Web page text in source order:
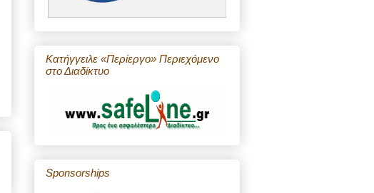
Κατήγγειλε «Περίεργο» Περιεχόμενο
στο Διαδίκτυο
Sponsorships